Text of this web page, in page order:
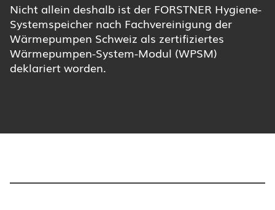
Nicht allein deshalb ist der FORSTNER Hygiene-
Systemspeicher nach Fachvereinigung der
Wärmepumpen Schweiz als zertifiziertes
Wärmepumpen-System-Modul (WPSM)
deklariert worden.